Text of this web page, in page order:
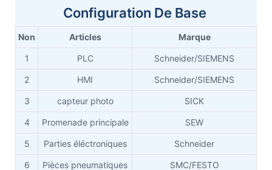
Configuration De Base
Non Articles Marque
1 PLC Schneider/SIEMENS
2 HMI Schneider/SIEMENS
3 capteur photo SICK
4 Promenade principale SEW
5 Parties éléctroniques Schneider
6 Pièces pneumatiques SMC/FESTO